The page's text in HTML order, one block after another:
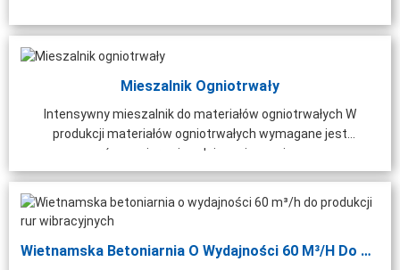
Mieszalnik Ogniotrwały
Intensywny mieszalnik do materiałów ogniotrwałych W
produkcji materiałów ogniotrwałych wymagane jest
równomierne i wydajne mieszanie...
Wietnamska Betoniarnia O Wydajności 60 M³/h Do Produkcji Rdzeni...